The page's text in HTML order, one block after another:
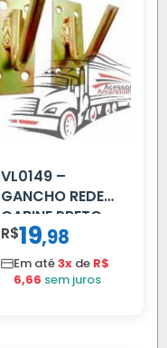
VL0149 –
GANCHO REDE
CABINE PRETO
R$19,98
Em até3x de R$
6,66 sem juros